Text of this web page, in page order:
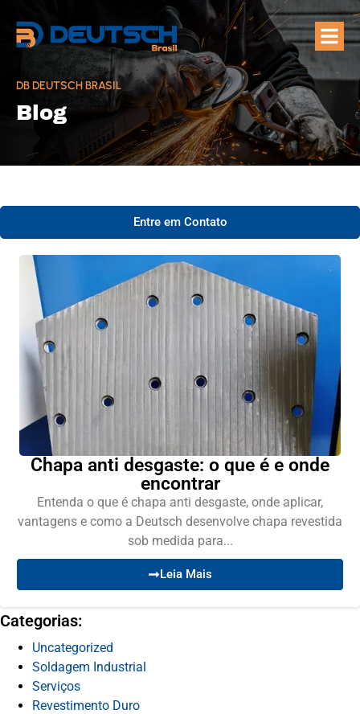
DB DEUTSCH BRASIL
Blog
Entre em Contato
Chapa anti desgaste: o que é e onde
encontrar
Entenda o que é chapa anti desgaste, onde aplicar,
vantagens e como a Deutsch desenvolve chapa revestida
sob medida para...
Leia Mais
Categorias:
Uncategorized
Soldagem Industrial
Serviços
Revestimento Duro